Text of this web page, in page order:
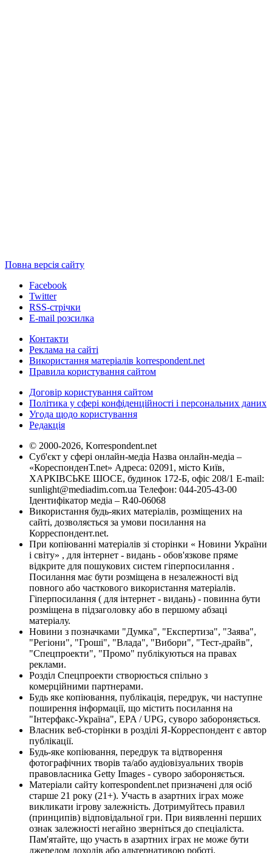
Повна версія сайту
Facebook
Twitter
RSS-стрічки
E-mail розсилка
Контакти
Реклама на сайті
Використання матеріалів korrespondent.net
Правила користування сайтом
Договір користування сайтом
Політика у сфері конфіденційності і персональних даних
Угода щодо користування
Редакція
© 2000-2026, Korrespondent.net
Суб'єкт у сфері онлайн-медіа Назва онлайн-медіа –
«КореспонденТ.net» Адреса: 02091, місто Київ,
ХАРКІВСЬКЕ ШОСЕ, будинок 172-Б, офіс 208/1 E-mail:
sunlight@mediadim.com.ua Телефон: 044-205-43-00
Ідентифікатор медіа – R40-06068
Використання будь-яких матеріалів, розміщених на
сайті, дозволяється за умови посилання на
Корреспондент.net.
При копіюванні матеріалів зі сторінки « Новини України
і світу» , для інтернет - видань - обов'язкове пряме
відкрите для пошукових систем гіперпосилання .
Посилання має бути розміщена в незалежності від
повного або часткового використання матеріалів.
Гіперпосилання ( для інтернет - видань) - повинна бути
розміщена в підзаголовку або в першому абзаці
матеріалу.
Новини з позначками "Думка", "Експертиза", "Заява",
"Регіони", "Гроші", "Влада", "Вибори", "Тест-драйв",
"Спецпроекти", "Промо" публікуються на правах
реклами.
Розділ Спецпроекти створюється спільно з
комерційними партнерами.
Будь яке копіювання, публікація, передрук, чи наступне
поширення інформації, що містить посилання на
"Інтерфакс-Україна", EPA / UPG, суворо забороняється.
Власник веб-сторінки в розділі Я-Корреспондент є автор
публікації.
Будь-яке копіювання, передрук та відтворення
фотографічних творів та/або аудіовізуальних творів
правовласника Getty Images - суворо забороняється.
Матеріали сайту korrespondent.net призначені для осіб
старше 21 року (21+). Участь в азартних іграх може
викликати ігрову залежність. Дотримуйтесь правил
(принципів) відповідальної гри. При виявленні перших
ознак залежності негайно зверніться до спеціаліста.
Пам'ятайте, що участь в азартних іграх не може бути
джерелом доходів або альтернативою роботі.